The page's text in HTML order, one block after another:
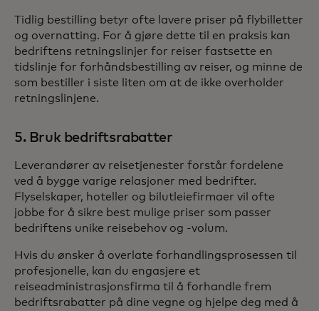
Tidlig bestilling betyr ofte lavere priser på flybilletter
og overnatting. For å gjøre dette til en praksis kan
bedriftens retningslinjer for reiser fastsette en
tidslinje for forhåndsbestilling av reiser, og minne de
som bestiller i siste liten om at de ikke overholder
retningslinjene.
5. Bruk bedriftsrabatter
Leverandører av reisetjenester forstår fordelene
ved å bygge varige relasjoner med bedrifter.
Flyselskaper, hoteller og bilutleiefirmaer vil ofte
jobbe for å sikre best mulige priser som passer
bedriftens unike reisebehov og -volum.
Hvis du ønsker å overlate forhandlingsprosessen til
profesjonelle, kan du engasjere et
reiseadministrasjonsfirma til å forhandle frem
bedriftsrabatter på dine vegne og hjelpe deg med å